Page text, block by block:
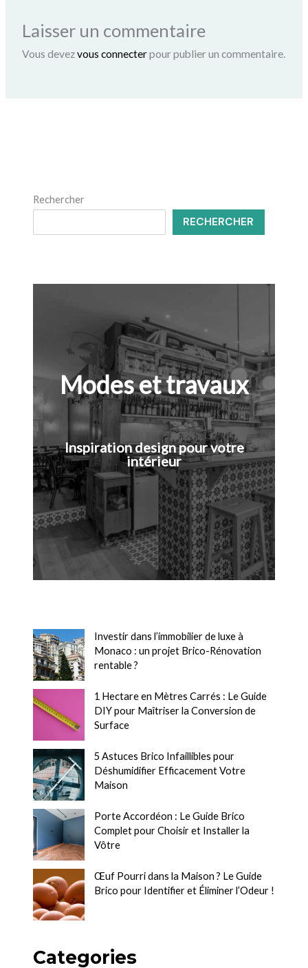
Laisser un commentaire
Vous devezvous connecterpour publier un commentaire.
Rechercher
RECHERCHER
Modes et travaux
Inspiration design pour votre
intérieur
Investir dans l’immobilier de luxe à
Monaco : un projet Brico-Rénovation
rentable ?
1 Hectare en Mètres Carrés : Le Guide
DIY pour Maîtriser la Conversion de
Surface
5 Astuces Brico Infaillibles pour
Déshumidifier Efficacement Votre
Maison
Porte Accordéon : Le Guide Brico
Complet pour Choisir et Installer la
Vôtre
Œuf Pourri dans la Maison ? Le Guide
Brico pour Identifier et Éliminer l’Odeur !
Categories